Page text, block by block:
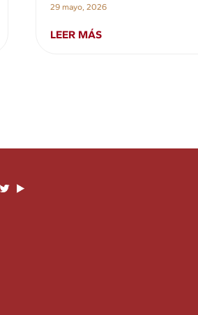
29 mayo, 2026
LEER MÁS